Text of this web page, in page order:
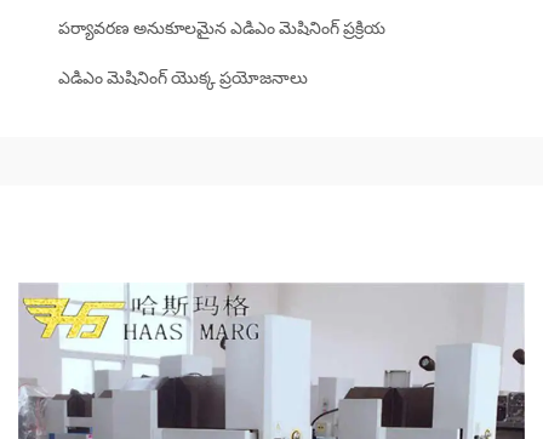
పర్యావరణ అనుకూలమైన ఎడిఎం మెషినింగ్ ప్రక్రియ
ఎడిఎం మెషినింగ్ యొక్క ప్రయోజనాలు